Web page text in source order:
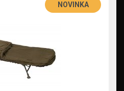
NOVINKA